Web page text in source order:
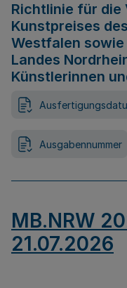
Richtlinie für die
Kunstpreises
Westfalen sowie
Landes
Künstlerinnen
Ausgabennummer
MB.NRW
21.07.2026